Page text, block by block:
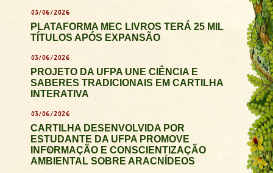
03/06/2026
PLATAFORMA MEC LIVROS TERÁ 25 MIL
TÍTULOS APÓS EXPANSÃO
03/06/2026
PROJETO DA UFPA UNE CIÊNCIA E
SABERES TRADICIONAIS EM CARTILHA
INTERATIVA
03/06/2026
CARTILHA DESENVOLVIDA POR
ESTUDANTE DA UFPA PROMOVE
INFORMAÇÃO E CONSCIENTIZAÇÃO
AMBIENTAL SOBRE ARACNÍDEOS